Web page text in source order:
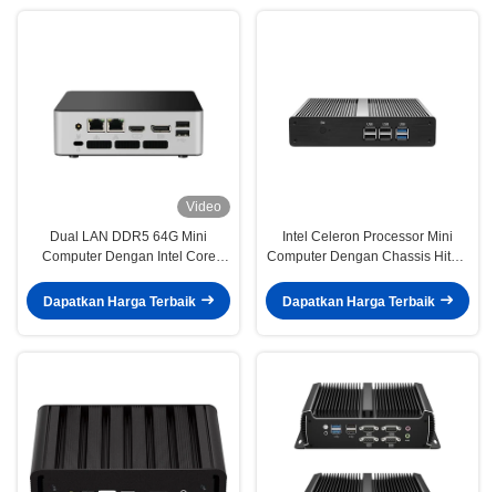
Video
Dual LAN DDR5 64G Mini
Computer Dengan Intel Core
Dapatkan Harga Terbaik
Intel Celeron Processor Mini
Computer Dengan Chassis Hitam
Dapatkan Harga Terbaik